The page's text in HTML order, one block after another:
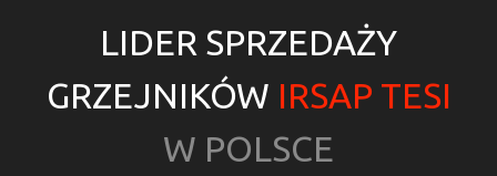
LIDER SPRZEDAŻY
GRZEJNIKÓW IRSAP TESI
W POLSCE